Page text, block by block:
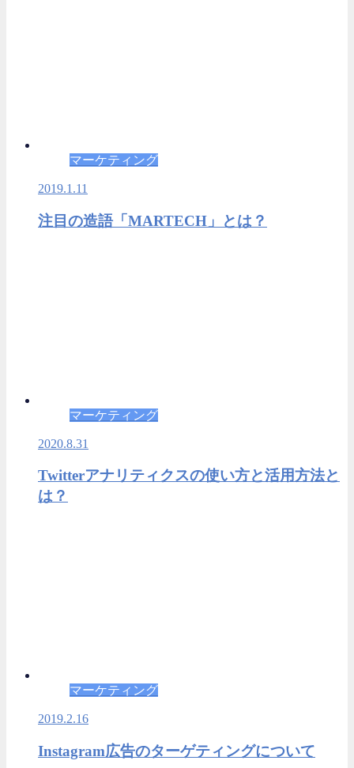
マーケティング
2019.1.11
注目の造語「MARTECH」とは？
マーケティング
2020.8.31
Twitterアナリティクスの使い方と活用方法と
は？
マーケティング
2019.2.16
Instagram広告のターゲティングについて